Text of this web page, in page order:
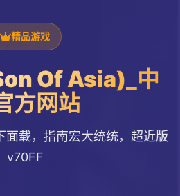
精品游戏
Of Asia)_中
方网站
面载，指南宏大统统，超近版
v70FF